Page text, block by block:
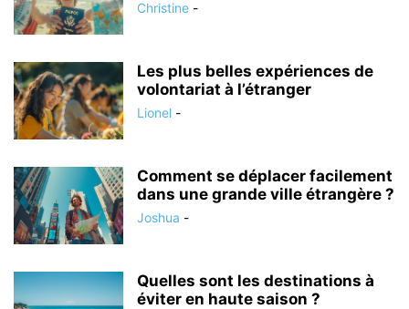
Christine -
Les plus belles expériences de
volontariat à l’étranger
Lionel -
Comment se déplacer facilement
dans une grande ville étrangère ?
Joshua -
Quelles sont les destinations à
éviter en haute saison ?